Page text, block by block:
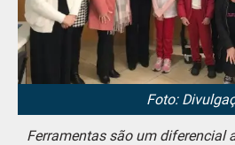
Foto:
Ferramentas são um diferencial